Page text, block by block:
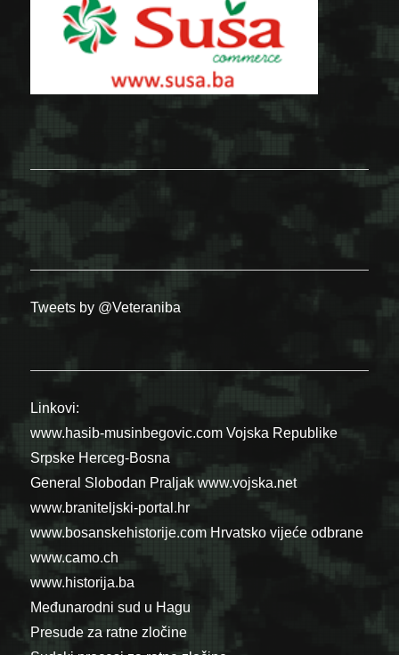
Tweets by @Veteraniba
Linkovi:
www.hasib-musinbegovic.com Vojska Republike
Srpske Herceg-Bosna
General Slobodan Praljak www.vojska.net
www.braniteljski-portal.hr
www.bosanskehistorije.com Hrvatsko vijeće odbrane
www.camo.ch
www.historija.ba
Međunarodni sud u Hagu
Presude za ratne zločine